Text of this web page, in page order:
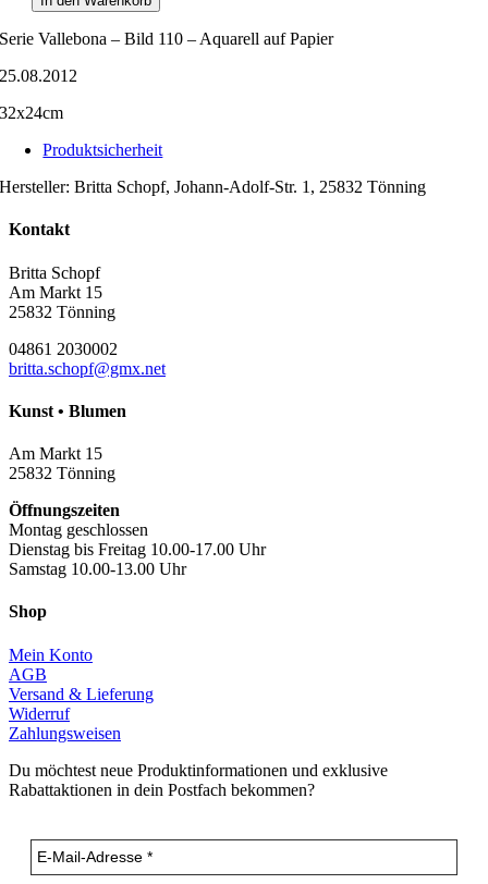
-
Bild
Menge
Serie Vallebona – Bild 110 – Aquarell auf Papier
25.08.2012
32x24cm
Produktsicherheit
Hersteller:Britta Schopf, Johann-Adolf-Str. 1, 25832 Tönning
Kontakt
Britta Schopf
Am Markt 15
25832 Tönning
04861 2030002
britta.schopf@gmx.net
Kunst • Blumen
Am Markt 15
25832 Tönning
Öffnungszeiten
Montag geschlossen
Dienstag bis Freitag 10.00-17.00 Uhr
Samstag 10.00-13.00 Uhr
Shop
Mein Konto
AGB
Versand & Lieferung
Widerruf
Zahlungsweisen
Du möchtest neue Produktinformationen und exklusive
Rabattaktionen in dein Postfach bekommen?